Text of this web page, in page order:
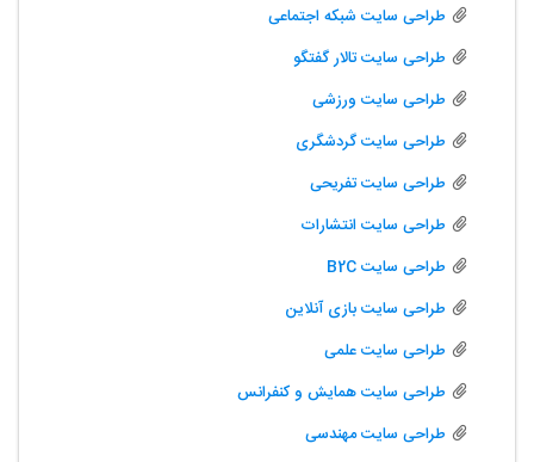
طراحی سایت شبکه اجتماعی
طراحی سایت تالار گفتگو
طراحی سایت ورزشی
طراحی سایت گردشگری
طراحی سایت تفریحی
طراحی سایت انتشارات
طراحی سایت B2C
طراحی سایت بازی آنلاین
طراحی سایت علمی
طراحی سایت همایش و کنفرانس
طراحی سایت مهندسی